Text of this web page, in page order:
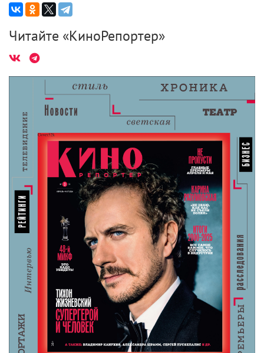
Читайте «КиноРепортер»